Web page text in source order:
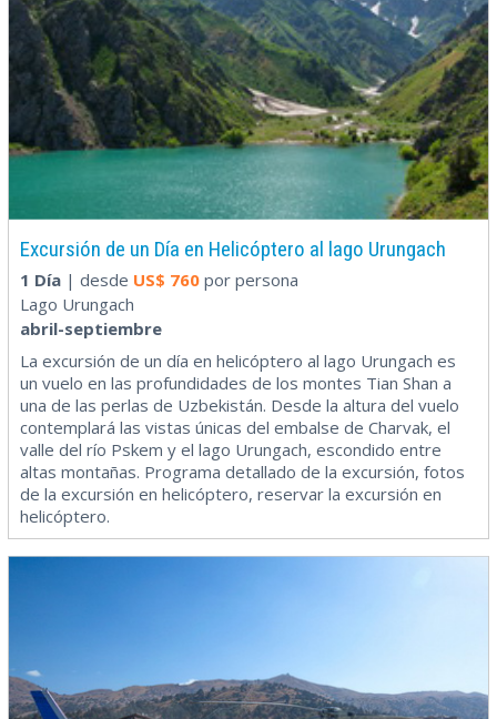
Excursión de un Día en Helicóptero al lago Urungach
1 Día | desde US$ 760 por persona
Lago Urungach
abril-septiembre
La excursión de un día en helicóptero al lago Urungach es
un vuelo en las profundidades de los montes Tian Shan a
una de las perlas de Uzbekistán. Desde la altura del vuelo
contemplará las vistas únicas del embalse de Charvak, el
valle del río Pskem y el lago Urungach, escondido entre
altas montañas. Programa detallado de la excursión, fotos
de la excursión en helicóptero, reservar la excursión en
helicóptero.